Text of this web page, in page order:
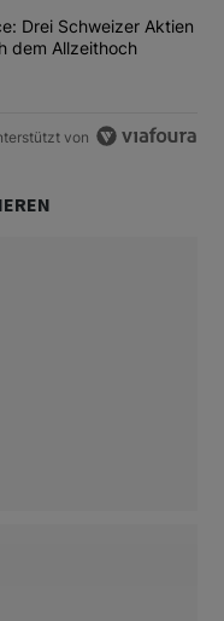
Zurich Insurance:
Drei Schweizer Aktien
dem Allzeithoch
von